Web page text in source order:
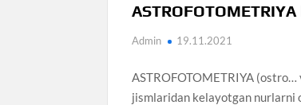
Admin 19.11.2021
ASTROFOTOMETRIYA (ostro…
jismlaridan kelayotgan nurlarni